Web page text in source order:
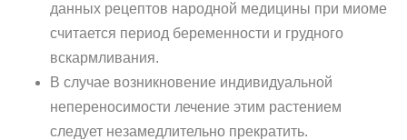
данных рецептов народной медицины при миоме
считается период беременности и грудного
вскармливания.
В случае возникновение индивидуальной
непереносимости лечение этим растением
следует незамедлительно прекратить.